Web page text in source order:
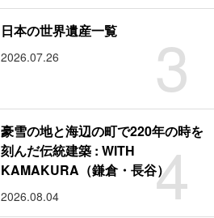
3
日本の世界遺産一覧
2026.07.26
4
豪雪の地と海辺の町で220年の時を
刻んだ伝統建築 : WITH
KAMAKURA（鎌倉・長谷）
2026.08.04